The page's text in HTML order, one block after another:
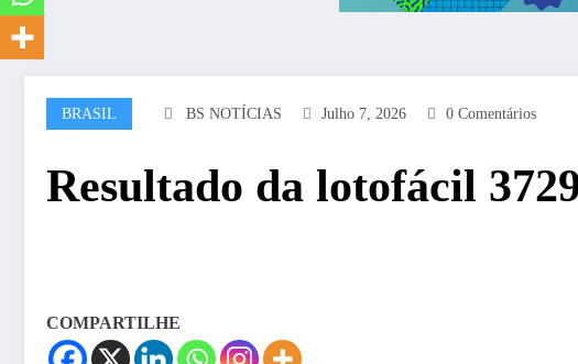
BRASIL BS NOTÍCIAS Julho 7, 2026 0 Comentários
Resultado da lotofácil
COMPARTILHE